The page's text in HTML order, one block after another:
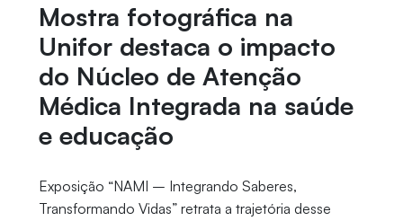
Mostra fotográfica na
Unifor destaca o impacto
do Núcleo de Atenção
Médica Integrada na saúde
e educação
Exposição “NAMI – Integrando Saberes,
Transformando Vidas” retrata a trajetória desse